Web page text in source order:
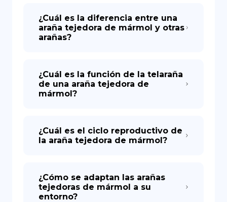
¿Cuál es la diferencia entre una
araña tejedora de mármol y otras
arañas?
¿Cuál es la función de la telaraña
de una araña tejedora de
mármol?
¿Cuál es el ciclo reproductivo de
la araña tejedora de mármol?
¿Cómo se adaptan las arañas
tejedoras de mármol a su
entorno?